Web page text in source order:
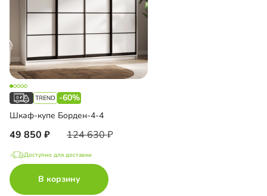
-60%
Шкаф-купе Борден-4-4
49 850 124 630
Доступно для доставки
В корзину